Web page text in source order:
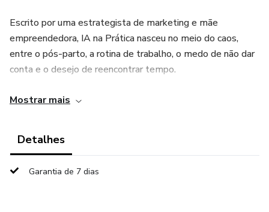
Escrito por uma estrategista de marketing e mãe
empreendedora, IA na Prática nasceu no meio do caos,
entre o pós-parto, a rotina de trabalho, o medo de não dar
conta e o desejo de reencontrar tempo.
Nesse processo, descobri que a Inteligência Artificial não é
Uma ferramenta capaz de organizar, automatizar e até
Mostrar mais
Detalhes
Garantia de 7 dias